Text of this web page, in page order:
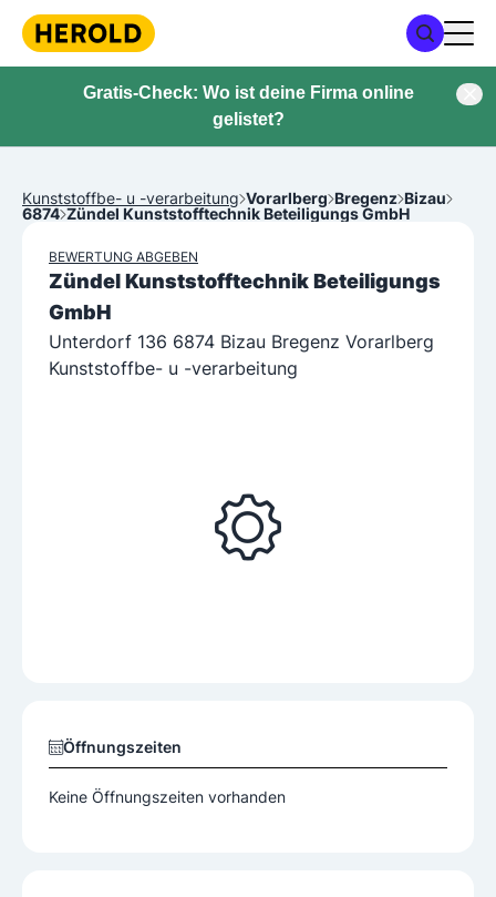
Gratis-Check: Wo ist deine Firma online
gelistet?
Kunststoffbe- u -verarbeitung Vorarlberg Bregenz Bizau
6874 Zündel Kunststofftechnik Beteiligungs GmbH
BEWERTUNG ABGEBEN
Zündel Kunststofftechnik Beteiligungs
GmbH
Unterdorf 136 6874 Bizau Bregenz Vorarlberg
Kunststoffbe- u -verarbeitung
Öffnungszeiten
Keine Öffnungszeiten vorhanden